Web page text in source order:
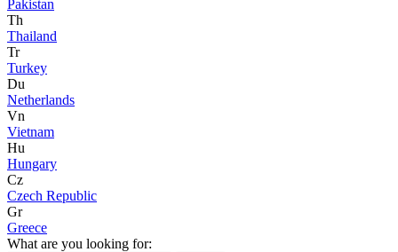
Pakistan
Th
Thailand
Tr
Turkey
Du
Netherlands
Vn
Vietnam
Hu
Hungary
Cz
Czech Republic
Gr
Greece
What are you looking for: